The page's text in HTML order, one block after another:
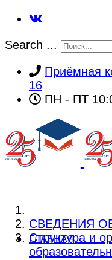
Search ...
Приёмная
16
ПН - ПТ
ГЛАВНАЯ
СВЕДЕНИЯ
Структура и